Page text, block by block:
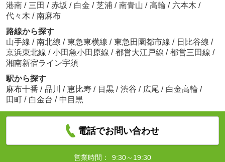
港南 / 三田 / 赤坂 / 白金 / 芝浦 / 南青山 / 高輪 / 六本木 /
代々木 / 南麻布
路線から探す
山手線 / 南北線 / 東急東横線 / 東急田園都市線 / 日比谷線 /
京浜東北線 / 小田急小田原線 / 都営大江戸線 / 都営三田線 /
湘南新宿ライン宇須
駅から探す
麻布十番 / 品川 / 恵比寿 / 目黒 / 渋谷 / 広尾 / 白金高輪 /
田町 / 白金台 / 中目黒
電話でお問い合わせ
営業時間：
9:30～19:30